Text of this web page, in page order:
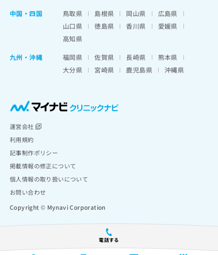
電話する
中国・四国
鳥取県 島根県 岡山県
広島県
山口県
徳島県 香川県
愛媛県
高知県
九州・沖縄
福岡県 佐賀県 長崎県
熊本県
大分県
宮崎県 鹿児島県 沖縄県
運営会社
利用規約
記事制作ポリシー
掲載情報の修正について
個人情報の取り扱いについて
お問い合わせ
Copyright © Mynavi Corporation